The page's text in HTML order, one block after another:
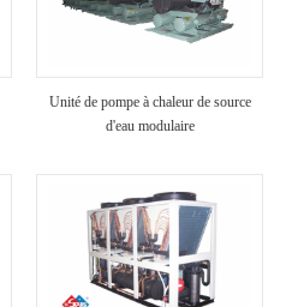
Unité de pompe à chaleur de source
d'eau modulaire